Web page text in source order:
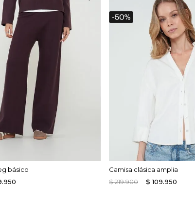
básico
.950
Camisa clásica amplia
$219.900 $ 109.950